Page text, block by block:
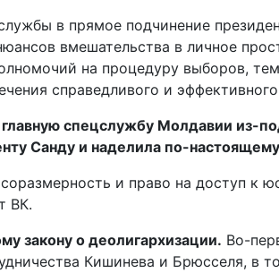
в прямое подчинение
вмешательства в личное
на процедуру выборов,
справедливого и
спецслужбу Молдавии из-
Санду и наделила по-
и право на доступ к
ВК.
закону о деолигархизации. Во-
Кишинева и Брюсселя, в